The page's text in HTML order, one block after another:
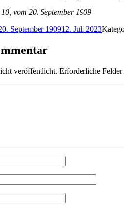
vom 20. September 1909
September 190912. Juli 2023
veröffentlicht. Erforderliche Felder